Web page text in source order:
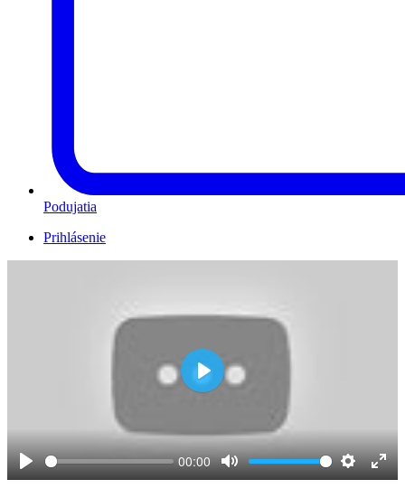
Podujatia
Prihlásenie
Play
00:00
Mute Settings
Play